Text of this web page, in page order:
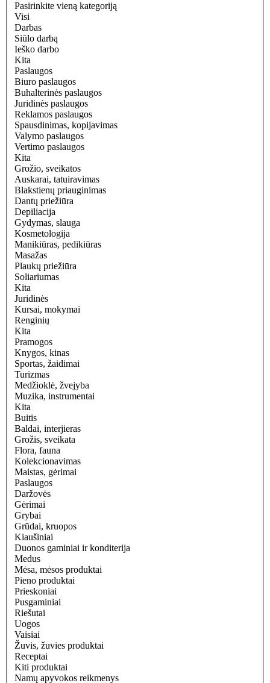
Pasirinkite vieną kategoriją
Visi
Darbas
Siūlo darbą
Ieško darbo
Kita
Paslaugos
Biuro paslaugos
Buhalterinės paslaugos
Juridinės paslaugos
Reklamos paslaugos
Spausdinimas, kopijavimas
Valymo paslaugos
Vertimo paslaugos
Kita
Grožio, sveikatos
Auskarai, tatuiravimas
Blakstienų priauginimas
Dantų priežiūra
Depiliacija
Gydymas, slauga
Kosmetologija
Manikiūras, pedikiūras
Masažas
Plaukų priežiūra
Soliariumas
Kita
Juridinės
Kursai, mokymai
Renginių
Kita
Pramogos
Knygos, kinas
Sportas, žaidimai
Turizmas
Medžioklė, žvejyba
Muzika, instrumentai
Kita
Buitis
Baldai, interjieras
Grožis, sveikata
Flora, fauna
Kolekcionavimas
Maistas, gėrimai
Paslaugos
Daržovės
Gėrimai
Grybai
Grūdai, kruopos
Kiaušiniai
Duonos gaminiai ir konditerija
Medus
Mėsa, mėsos produktai
Pieno produktai
Prieskoniai
Pusgaminiai
Riešutai
Uogos
Vaisiai
Žuvis, žuvies produktai
Receptai
Kiti produktai
Namų apyvokos reikmenys